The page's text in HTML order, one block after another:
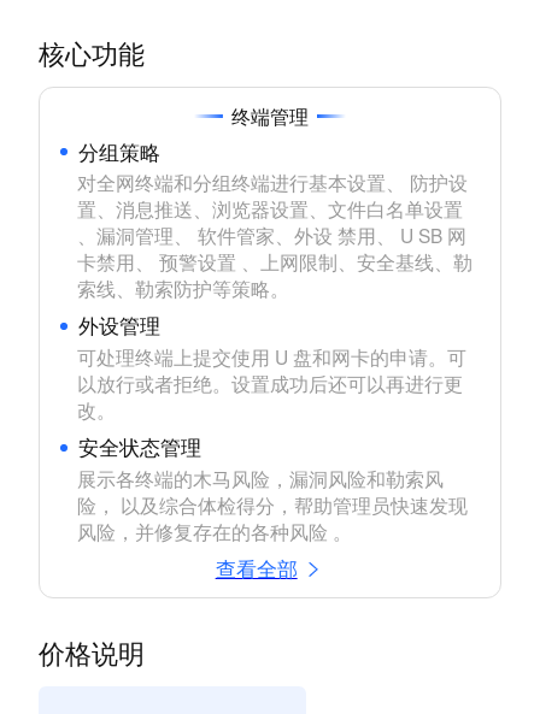
核心功能
终端管理
分组策略
对全网终端和分组终端进行基本设置、 防护设
置、消息推送、浏览器设置、文件白名单设置
、漏洞管理、 软件管家、外设 禁用、 U SB 网
卡禁用、 预警设置 、上网限制、安全基线、勒
索线、勒索防护等策略。
外设管理
可处理终端上提交使用 U 盘和网卡的申请。可
以放行或者拒绝。设置成功后还可以再进行更
改。
安全状态管理
展示各终端的木马风险，漏洞风险和勒索风
险， 以及综合体检得分，帮助管理员快速发现
风险，并修复存在的各种风险 。
查看全部
价格说明